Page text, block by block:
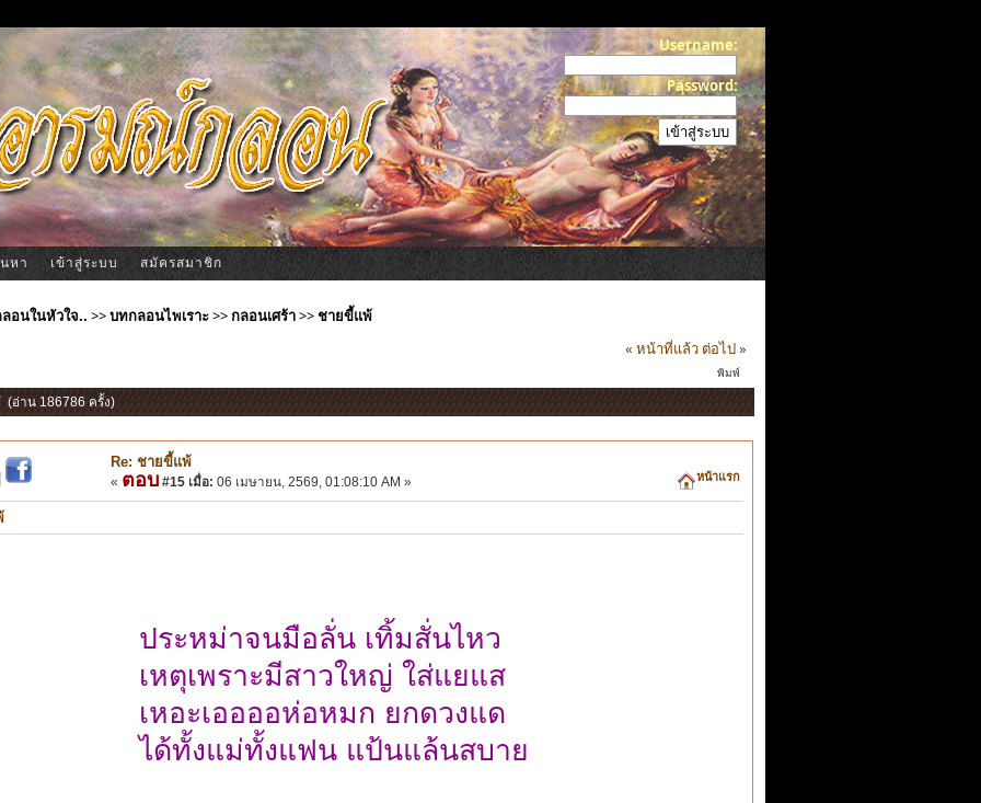
Username:
Password:
หา เข้าสู่ระบบ สมัครสมาชิก
อนในหัวใจ.. >>บทกลอนไพเราะ>>กลอนเศร้า>> ชายขี้แพ้
« หน้าที่แล้ว ต่อไป »
พิมพ์
อ่าน 186786 ครั้ง)
Re: ชายขี้แพ้
« ตอบ #15 เมื่อ: 06 เมษายน, 2569, 01:08:10 AM » หน้าแรก
ประหม่าจนมือลั่น เทิ้มสั่นไหว
เหตุเพราะมีสาวใหญ่ ใส่แยแส
เหอะเออออห่อหมก ยกดวงแด
ได้ทั้งแม่ทั้งแฟน แป้นแล้นสบาย